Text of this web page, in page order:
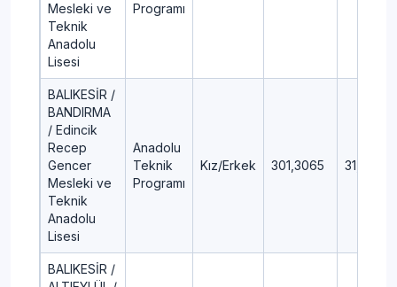
Mesleki ve
Teknik
Anadolu
Lisesi
Programı
BALIKESİR /
BANDIRMA
/ Edincik
Recep
Gencer
Mesleki ve
Teknik
Anadolu
Lisesi
Anadolu
Teknik
Programı
Kız/Erkek 301,3065 31,24
BALIKESİR /